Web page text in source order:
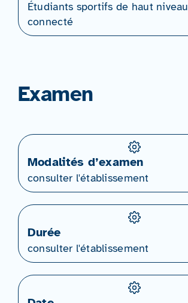
Étudiants sportifs de haut
connecté
Examen
Modalités d’examen
consulter l'établissement
Durée
consulter l'établissement